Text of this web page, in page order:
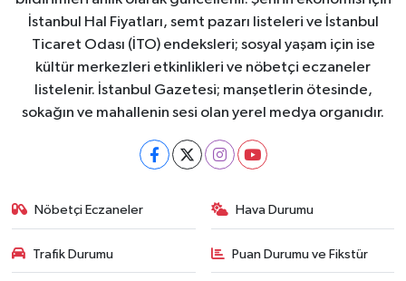
İstanbul Hal Fiyatları, semt pazarı listeleri ve İstanbul
Ticaret Odası (İTO) endeksleri; sosyal yaşam için ise
kültür merkezleri etkinlikleri ve nöbetçi eczaneler
listelenir. İstanbul Gazetesi; manşetlerin ötesinde,
sokağın ve mahallenin sesi olan yerel medya organıdır.
Nöbetçi Eczaneler Hava Durumu
Trafik Durumu Puan Durumu ve Fikstür